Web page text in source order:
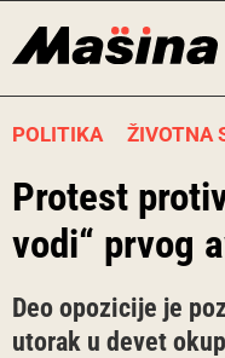
POLITIKA ŽIVOTNA
Protest
vodi“ prvog
Deo opozicije je
utorak u devet